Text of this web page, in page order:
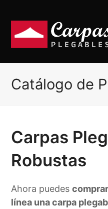
Catálogo de
Carpas
Robustas
Ahora puedes
línea una carpa